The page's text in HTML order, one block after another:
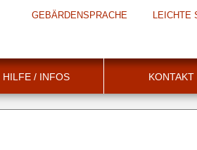
GEBÄRDENSPRACHE LEICHTE
HILFE / INFOS KONTAKT